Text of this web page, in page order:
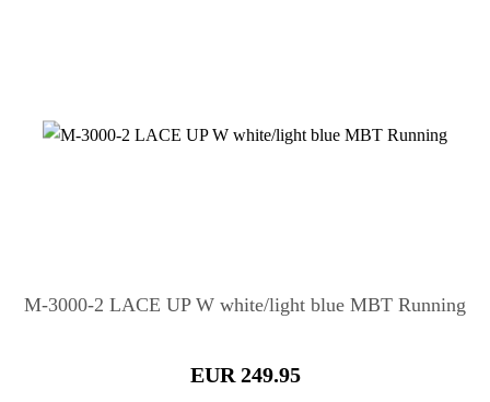
M-3000-2 LACE UP W white/light blue MBT Running
EUR 249.95